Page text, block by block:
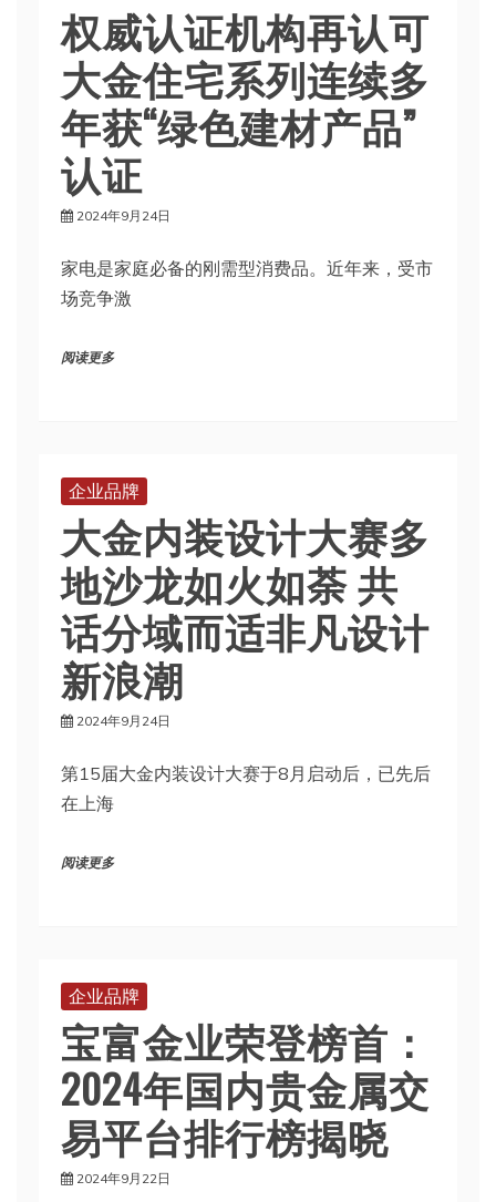
权威认证机构再认可
大金住宅系列连续多
年获“绿色建材产品”
认证
2024年9月24日
家电是家庭必备的刚需型消费品。近年来，受市
场竞争激
阅读更多
企业品牌
大金内装设计大赛多
地沙龙如火如荼 共
话分域而适非凡设计
新浪潮
2024年9月24日
第15届大金内装设计大赛于8月启动后，已先后
在上海
阅读更多
企业品牌
宝富金业荣登榜首：
2024年国内贵金属交
易平台排行榜揭晓
2024年9月22日